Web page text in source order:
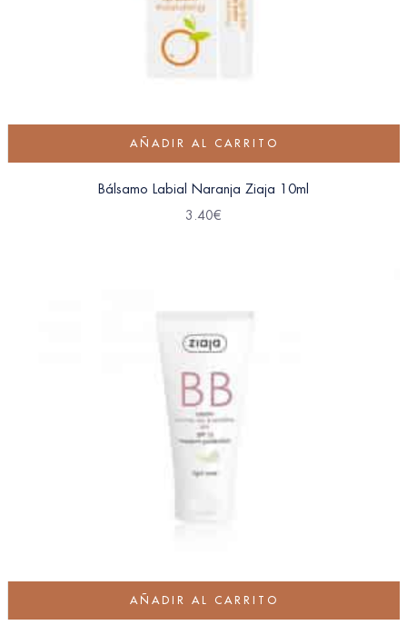
AÑADIR AL CARRITO
Bálsamo Labial Naranja Ziaja 10ml
3.40€
AÑADIR AL CARRITO